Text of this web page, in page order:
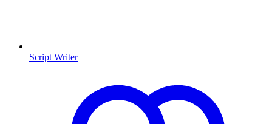
Script Writer